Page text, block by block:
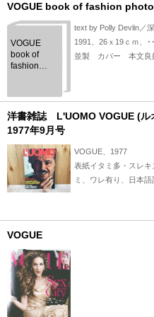
VOGUE book of fashion
VOGUE
book of
fashion
text by Polly Devlin／
1991、26ｘ19ｃｍ、･
並製 カバー 本文
洋書雑誌 L'UOMO VOGUE (ル
1977年9月号
VOGUE、1977
表紙イタミ多・スレ
ミ、ワレ有り、日本語
VOGUE